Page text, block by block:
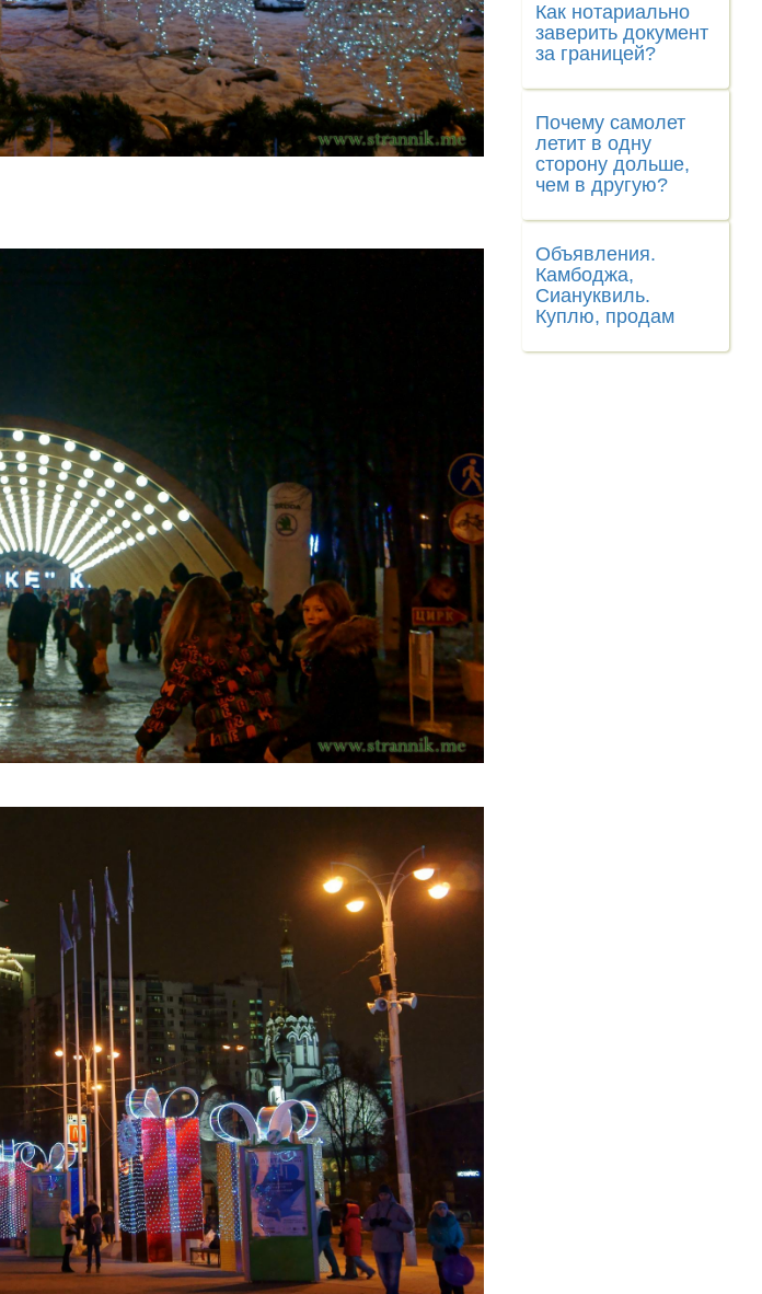
Как нотариально
заверить документ
за границей?
Почему самолет
летит в одну
сторону дольше,
чем в другую?
Объявления.
Камбоджа,
Сиануквиль.
Куплю, продам